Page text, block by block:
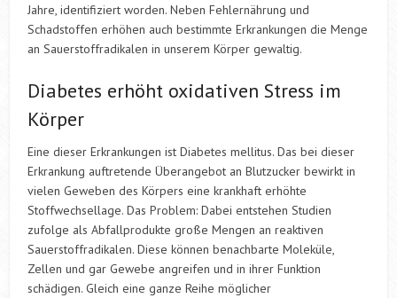
Jahre, identifiziert worden. Neben Fehlernährung und
Schadstoffen erhöhen auch bestimmte Erkrankungen die Menge
an Sauerstoffradikalen in unserem Körper gewaltig.
Diabetes erhöht oxidativen Stress im
Körper
Eine dieser Erkrankungen ist Diabetes mellitus. Das bei dieser
Erkrankung auftretende Überangebot an Blutzucker bewirkt in
vielen Geweben des Körpers eine krankhaft erhöhte
Stoffwechsellage. Das Problem: Dabei entstehen Studien
zufolge als Abfallprodukte große Mengen an reaktiven
Sauerstoffradikalen. Diese können benachbarte Moleküle,
Zellen und gar Gewebe angreifen und in ihrer Funktion
schädigen. Gleich eine ganze Reihe möglicher